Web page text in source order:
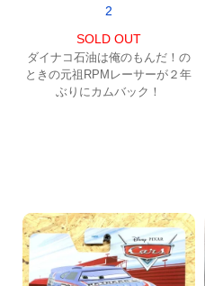
2
SOLD OUT
ダイナコ石油は俺のもんだ！の
ときの元祖RPMレーサーが２年
ぶりにカムバック！